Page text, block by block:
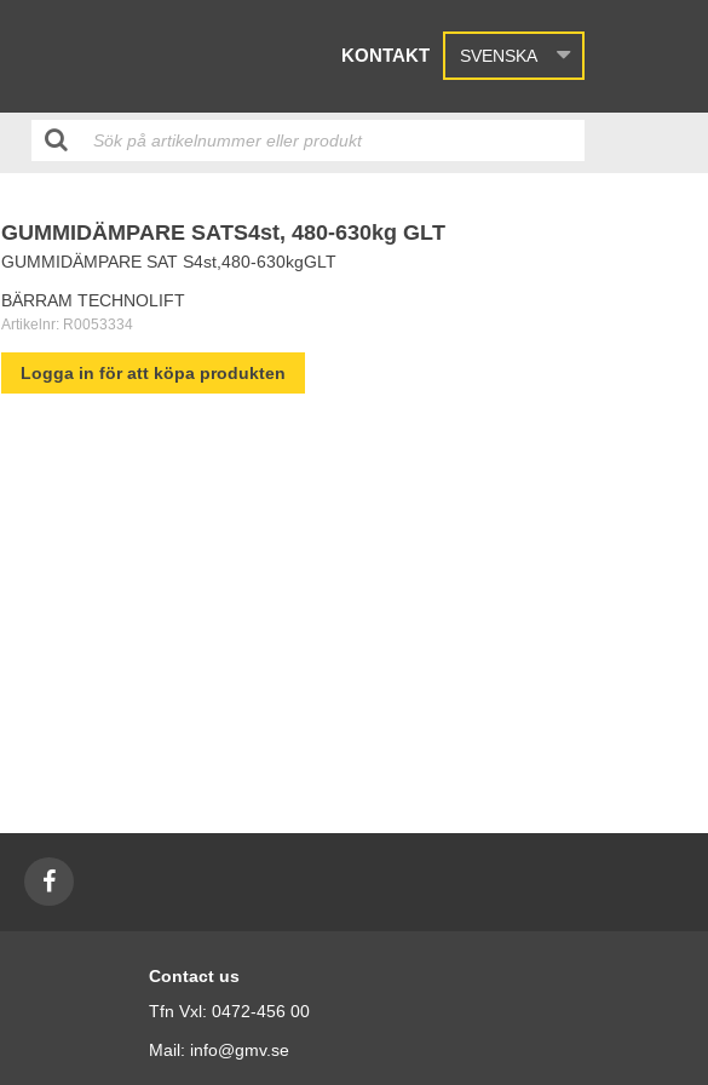
KONTAKT SVENSKA
GUMMIDÄMPARE SATS4st, 480-630kg GLT
GUMMIDÄMPARE SAT S4st,480-630kgGLT
BÄRRAM TECHNOLIFT
Artikelnr: R0053334
Logga in för att köpa produkten
Contact us
Tfn Vxl: 0472-456 00
Mail: info@gmv.se